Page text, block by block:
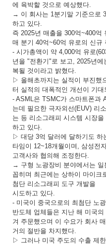
에 육박할 것으로 예상했다.
→ 이 회사는 1분기말 기준으로
하고 있다.
즉 2025년 매출을 300억~400억
매 분기 40억~60억 유로의 신규
- 시가총액이 약 4,000억 유로
년을 "전환기"로 보고, 2025년
복될 것이라고 밝혔다.
▷ 올해초까지는 실적이 부진했
터 실적의 대폭적인 개선이 기대
- ASML은 TSMC가 스마트폰과
는데 필요한 극자외선(EUV) 리
는 등 리소그래피 시스템 시장을
하고 있다.
▷ 대당 3억 달러에 달하기도 하
타임이 12~18개월이며, 삼성전
고객사와 협의해 조정한다.
→ 구형 노광장비 분야에서는 일
꼽히며 최근에는 상하이 마이크
첨단 리소그래피 도구 개발을
시도하고 있다.
- 미국이 중국으로의 최첨단 노
반도체 업체들은 지난 해 미국
겨 주문했으며 이 수요가 회사
거의 절반을 차지했다.
▷ 그러나 미국 주도의 수출 제